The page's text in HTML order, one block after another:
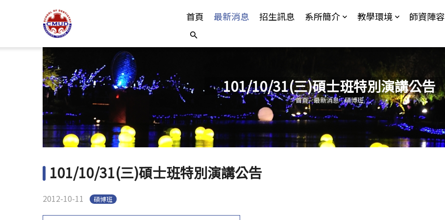
首頁 最新消息 招生訊息 系所簡介 教學環境 師資陣容
101/10/31(三)碩士班特別演講公告
您在這裡
首頁-最新消息-碩博班
101/10/31(三)碩士班特別演講公告
2012-10-11 碩博班